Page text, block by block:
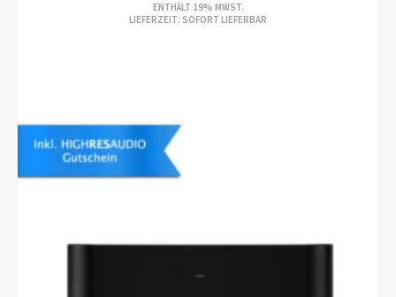
ENTHÄLT 19% MWST.
LIEFERZEIT: SOFORT LIEFERBAR